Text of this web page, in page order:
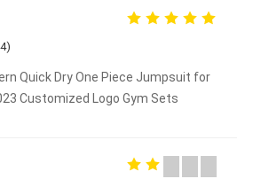
Quick Dry One Piece Jumpsuit for
Customized Logo Gym Sets